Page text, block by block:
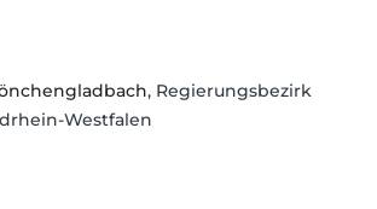
, Regierungsbezirk
Westfalen